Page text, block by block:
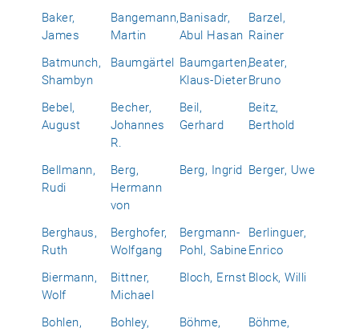
Baker,
James
Bangemann,
Martin
Banisadr,
Abul Hasan
Barzel,
Rainer
Batmunch,
Shambyn
Baumgärtel Baumgarten,
Klaus-Dieter
Beater,
Bruno
Bebel,
August
Becher,
Johannes
R.
Beil,
Gerhard
Beitz,
Berthold
Bellmann,
Rudi
Berg,
Hermann
von
Berg, Ingrid Berger, Uwe
Berghaus,
Ruth
Berghofer,
Wolfgang
Bergmann-
Pohl, Sabine
Berlinguer,
Enrico
Biermann,
Wolf
Bittner,
Michael
Bloch, Ernst Block, Willi
Bohlen,
Bohley,
Böhme,
Böhme,